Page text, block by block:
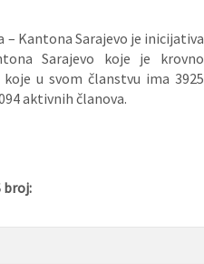
Kantona Sarajevo je inicijativa
Sarajevo koje je krovno
u svom članstvu ima 3925
aktivnih članova.
broj: